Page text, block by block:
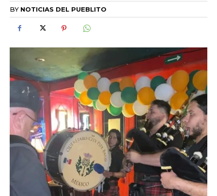
BY NOTICIAS DEL PUEBLITO